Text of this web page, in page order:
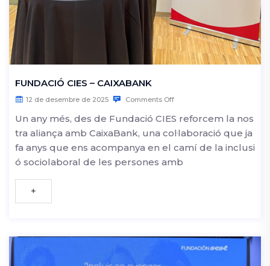
FUNDACIÓ CIES – CAIXABANK
12 de desembre de 2025 Comments Off
Un any més, des de Fundació CIES reforcem la nos
tra aliança amb CaixaBank, una col·laboració que ja
fa anys que ens acompanya en el camí de la inclusi
ó sociolaboral de les persones amb
+